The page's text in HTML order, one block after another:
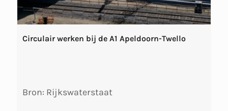
Circulair werken bij de A1 Apeldoorn-Twello
Bron: Rijkswaterstaat